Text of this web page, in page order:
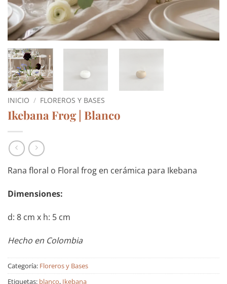
INICIO / FLOREROS Y BASES
Ikebana Frog | Blanco
Rana floral o Floral frog en cerámica para Ikebana
Dimensiones:
d: 8 cm x h: 5 cm
Hecho en Colombia
Categoría: Floreros y Bases
Etiquetas: blanco, Ikebana